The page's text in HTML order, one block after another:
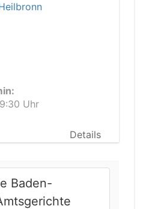
Uhr
Details
Baden-